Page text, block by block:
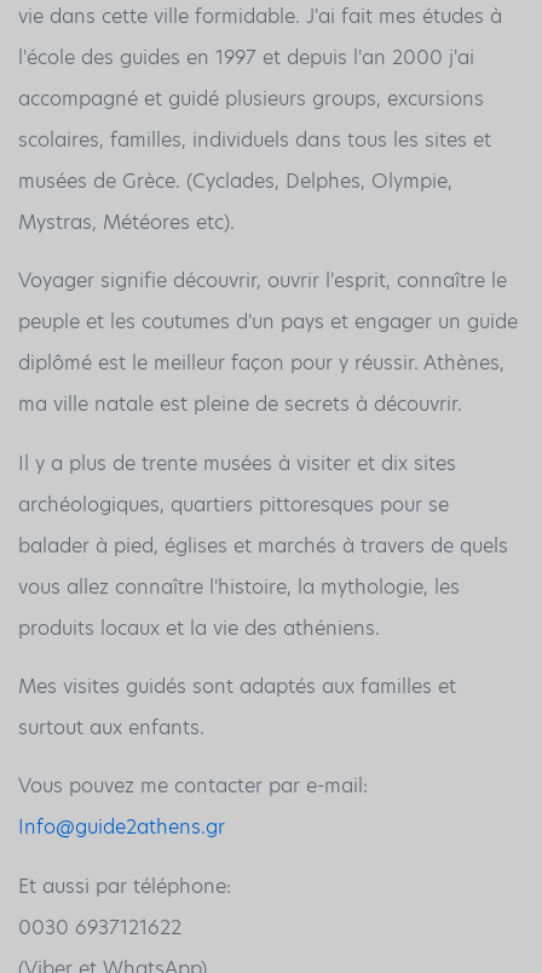
vie dans cette ville formidable. J'ai fait mes études à
l'école des guides en 1997 et depuis l'an 2000 j'ai
accompagné et guidé plusieurs groups, excursions
scolaires, familles, individuels dans tous les sites et
musées de Grèce. (Cyclades, Delphes, Olympie,
Mystras, Météores etc).
Voyager signifie découvrir, ouvrir l'esprit, connaître le
peuple et les coutumes d'un pays et engager un guide
diplômé est le meilleur façon pour y réussir. Athènes,
ma ville natale est pleine de secrets à découvrir.
Il y a plus de trente musées à visiter et dix sites
archéologiques, quartiers pittoresques pour se
balader à pied, églises et marchés à travers de quels
vous allez connaître l'histoire, la mythologie, les
produits locaux et la vie des athéniens.
Mes visites guidés sont adaptés aux familles et
surtout aux enfants.
Vous pouvez me contacter par e-mail:
Info@guide2athens.gr
Et aussi par téléphone:
0030 6937121622